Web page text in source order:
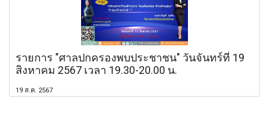
รายการ "ศาลปกครองพบประชาชน" วันจันทร์ที่ 19
สิงหาคม 2567 เวลา 19.30-20.00 น.
19 ส.ค. 2567